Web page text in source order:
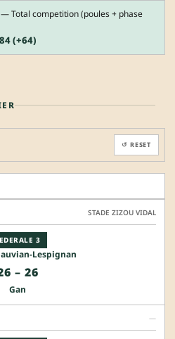
— Total competition (poules + phase
(+64)
↺ RESET
3
Lespignan
– 26
Gan
STADE ZIZOU VIDAL
—